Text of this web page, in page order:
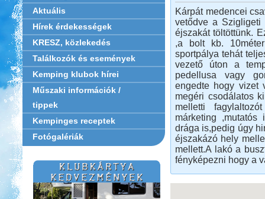
Aktuális
Hírek érdekességek
KRESZ, közlekedés
Találkozók és események
Kemping klubok hírei
Műszaki információk /
tippek
Kempinges receptek
Fotógalériák
Kárpát medencei
vetődve a
éjszakát töltöttünk.
,a bolt kb.
sportpálya tehát
vezető úton a
pedellusa vagy
engedte hogy vizet
megéri csodálatos
melletti
márketing
drága is,pedig úgy
éjszakázó hely
mellett.A lakó a
fényképezni hogy a